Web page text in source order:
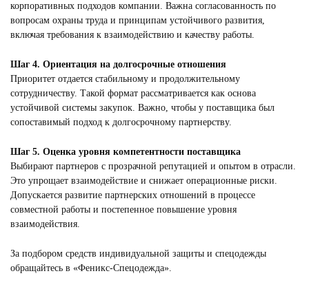
корпоративных подходов компании. Важна согласованность по
вопросам охраны труда и принципам устойчивого развития,
включая требования к взаимодействию и качеству работы.
Шаг 4. Ориентация на долгосрочные отношения
Приоритет отдается стабильному и продолжительному
сотрудничеству. Такой формат рассматривается как основа
устойчивой системы закупок. Важно, чтобы у поставщика был
сопоставимый подход к долгосрочному партнерству.
Шаг 5. Оценка уровня компетентности поставщика
Выбирают партнеров с прозрачной репутацией и опытом в отрасли.
Это упрощает взаимодействие и снижает операционные риски.
Допускается развитие партнерских отношений в процессе
совместной работы и постепенное повышение уровня
взаимодействия.
За подбором средств индивидуальной защиты и спецодежды
обращайтесь в «Феникс-Спецодежда».